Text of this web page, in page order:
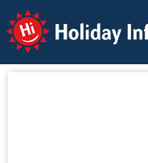
Holiday Info